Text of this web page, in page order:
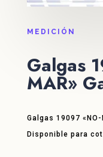
MEDICIÓN
Galgas
MAR»
Galgas 19097 «NO-
Disponible para